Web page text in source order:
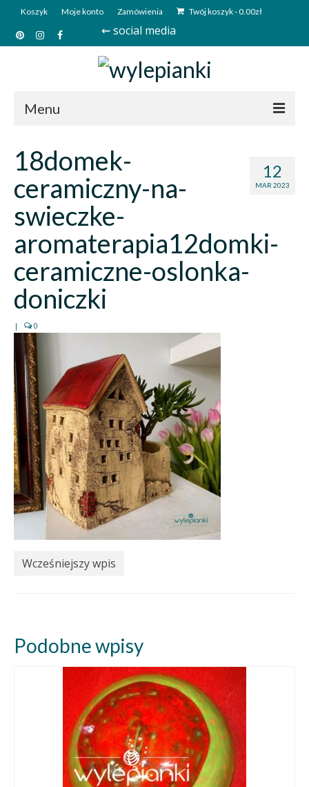
Koszyk Moje konto Zamówienia Twój koszyk-0.00zł
⇜ social media
Menu
Sklep
Kim jesteśmy?
12
MAR 2023
18domek-
ceramiczny-na-
swieczke-
aromaterapia12domki-
ceramiczne-oslonka-
doniczki
| 0
Wcześniejszy wpis
Podobne wpisy